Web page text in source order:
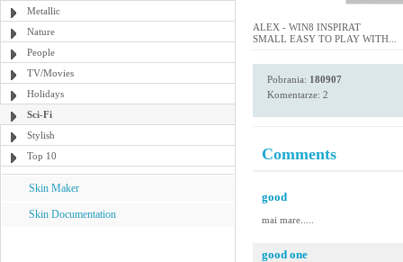
Metallic
Nature
People
TV/Movies
Holidays
Sci-Fi
Stylish
Top 10
Skin Maker
Skin Documentation
ALEX - WIN8 INSPIRAT
SMALL EASY TO PLAY WITH...
Pobrania: 180907
Komentarze: 2
Comments
good
mai mare.....
good one